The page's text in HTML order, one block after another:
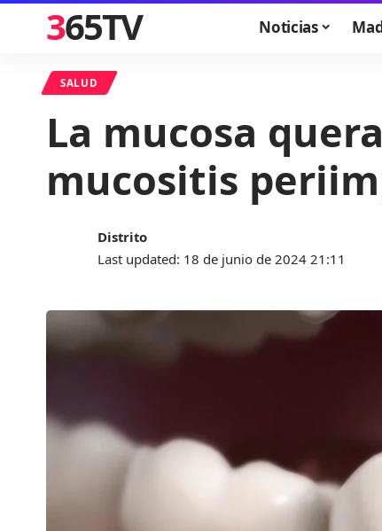
365TV Noticias
SALUD
La mucosa
mucositis
Last updated: 18 de junio de 2024 21:11
Distrito